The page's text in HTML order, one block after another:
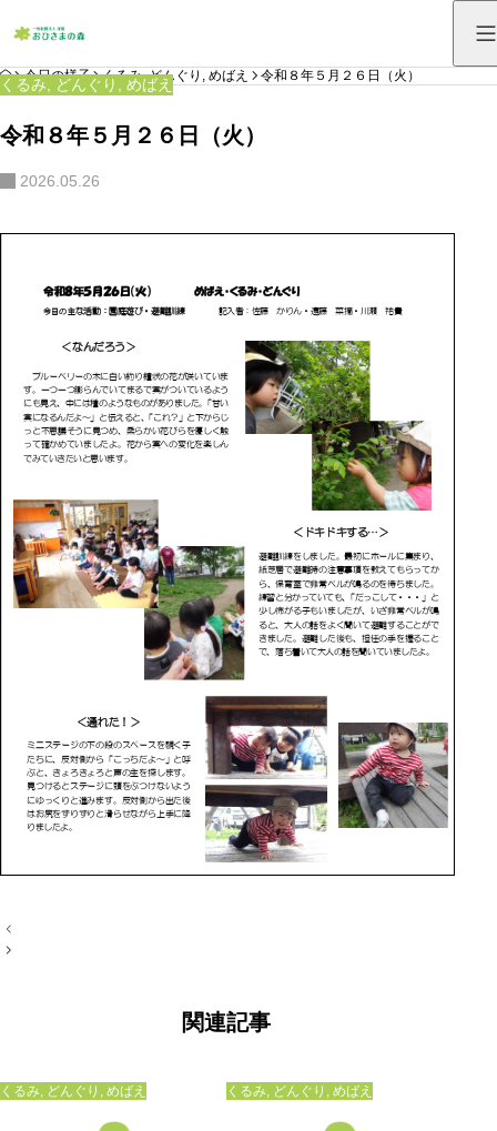
HOME
今日の様子 くるみ,どんぐり ,めばえ 令和８年５月２６日（火）
くるみ どんぐり めばえ
令和８年５月２６日（火）
2026.05.26
投
稿
関連記事
くるみ どんぐり めばえ くるみ, どんぐり めばえ